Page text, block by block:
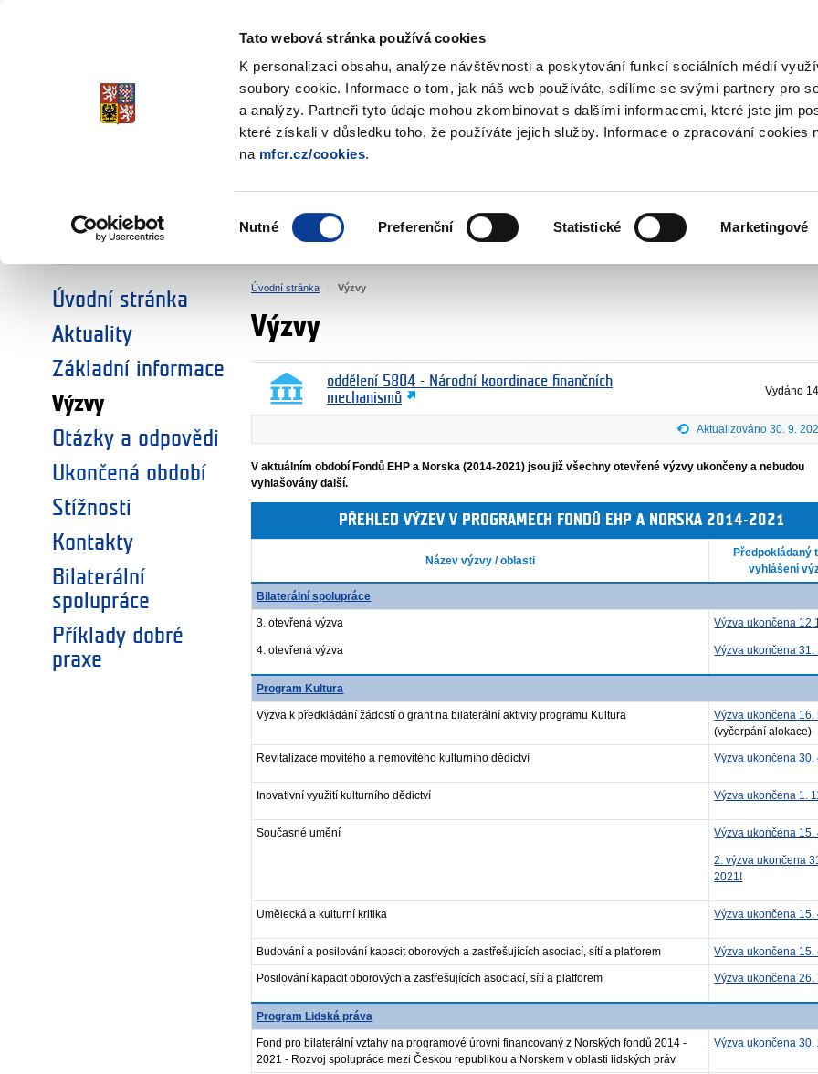
Tato webová stránka používá cookies
K personalizaci obsahu, analýze návštěvnosti a poskytování funkcí sociálních médií
soubory cookie. Informace o tom, jak náš web používáte, sdílíme se svými partnery pro
a analýzy. Partneři tyto údaje mohou zkombinovat s dalšími informacemi, které jste jim
které získali v důsledku toho, že používáte jejich služby. Informace o zpracování cookies
na mfcr.cz/cookies.
souhlasu
Nutné Preferenční Statistické Marketingové
Fondy EHP a Norska
ZVOLTE SI OBLAST:
SOCIÁLNÍ DIALOG ŽIVOTNÍ PROSTŘEDÍ LIDSKÁ PRÁVA SPRAVEDLNOST
Úvodní stránka
Aktuality
Základní informace
Výzvy
Otázky a odpovědi
Ukončená období
Stížnosti
Kontakty
Bilaterální
spolupráce
Příklady dobré
praxe
Úvodní stránka Výzvy
Výzvy
oddělení 5804 - Národní koordinace finančních
mechanismů
Vydáno
Aktualizováno 30. 9.
V aktuálním období Fondů EHP a Norska (2014-2021) jsou již všechny otevřené výzvy ukončeny a nebudou
vyhlašovány další.
Název výzvy / oblasti
Předpokládaný
vyhlášení
PŘEHLED VÝZEV V PROGRAMECH FONDŮ EHP A NORSKA 2014-2021
Bilaterální spolupráce
3. otevřená výzva
4. otevřená výzva
Výzva ukončena
Výzva ukončena 31.
Program Kultura
Výzva k předkládání žádostí o grant na bilaterální aktivity programu Kultura Výzva ukončena 16.
(vyčerpání alokace)
Revitalizace movitého a nemovitého kulturního dědictví Výzva ukončena 30.
Inovativní využití kulturního dědictví Výzva ukončena 1.
Současné umění Výzva ukončena 15.
2. výzva ukončena
2021!
Umělecká a kulturní kritika Výzva ukončena 15.
Budování a posilování kapacit oborových a zastřešujících asociací, sítí a platforem Výzva ukončena 15.
Posilování kapacit oborových a zastřešujících asociací, sítí a platforem Výzva ukončena 26.
Program Lidská práva
Fond pro bilaterální vztahy na programové úrovni financovaný z Norských fondů 2014 -
2021 - Rozvoj spolupráce mezi Českou republikou a Norskem v oblasti lidských práv
Výzva ukončena 30.